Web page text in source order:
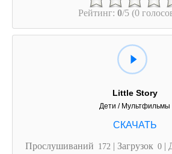
Рейтинг: 0/5 (0
Little Story
Дети / Мультфильмы
Прослушиваний 172 | Загрузок 0 |